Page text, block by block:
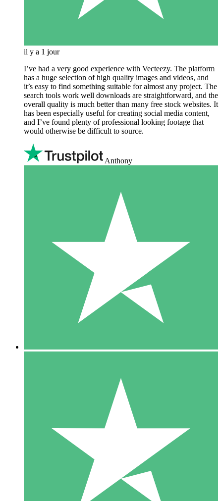
il y a 1 jour
I’ve had a very good experience with Vecteezy. The platform
has a huge selection of high quality images and videos, and
it’s easy to find something suitable for almost any project. The
search tools work well downloads are straightforward, and the
overall quality is much better than many free stock websites. It
has been especially useful for creating social media content,
and I’ve found plenty of professional looking footage that
would otherwise be difficult to source.
Anthony